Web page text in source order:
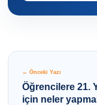
← Önceki Yazı
Öğrencilere 21.
için neler